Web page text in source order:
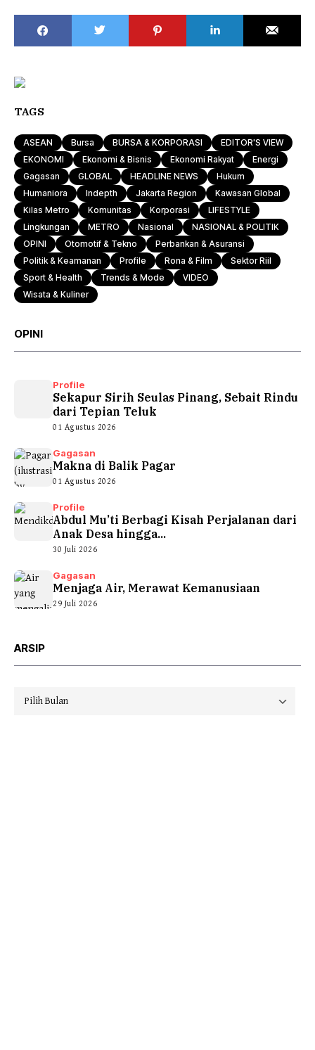
TAGS
ASEAN Bursa BURSA & KORPORASI
EDITOR'S VIEW
EKONOMI
Ekonomi & Bisnis Ekonomi Rakyat
Energi
Gagasan
GLOBAL HEADLINE NEWS
Hukum
Humaniora
Indepth Jakarta Region
Kawasan Global
Kilas Metro
Komunitas Korporasi
LIFESTYLE
Lingkungan
METRO Nasional
NASIONAL & POLITIK
OPINI
Otomotif & Tekno
Perbankan & Asuransi
Politik & Keamanan
Profile Rona & Film
Sektor Riil
Sport & Health
Trends & Mode
VIDEO
Wisata & Kuliner
OPINI
Profile
Sekapur Sirih Seulas Pinang, Sebait Rindu
dari Tepian Teluk
01 Agustus 2026
Gagasan
Makna di Balik Pagar
01 Agustus 2026
Profile
Abdul Mu’ti Berbagi Kisah Perjalanan dari
Anak Desa hingga...
30 Juli 2026
Gagasan
Menjaga Air, Merawat Kemanusiaan
29 Juli 2026
ARSIP
Arsip